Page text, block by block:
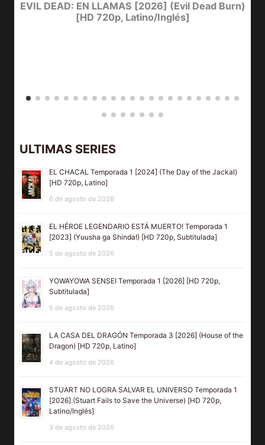
EVIL DEAD: EN LLAMAS [2026] (Evil Dead Burn)
[HD 720p, Latino/Inglés]
ULTIMAS SERIES
EL CHACAL Temporada 1 [2024] (The Day of the Jackal)
[HD 720p, Latino]
6 de agosto de 2026
EL HÉROE LEGENDARIO ESTÁ MUERTO! Temporada 1
[2023] (Yuusha ga Shinda!) [HD 720p, Subtitulada]
5 de agosto de 2026
YOWAYOWA SENSEI Temporada 1 [2026] [HD 720p,
Subtitulada]
5 de agosto de 2026
LA CASA DEL DRAGÓN Temporada 3 [2026] (House of the
Dragon) [HD 720p, Latino]
4 de agosto de 2026
STUART NO LOGRA SALVAR EL UNIVERSO Temporada 1
[2026] (Stuart Fails to Save the Universe) [HD 720p,
Latino/Inglés]
3 de agosto de 2026